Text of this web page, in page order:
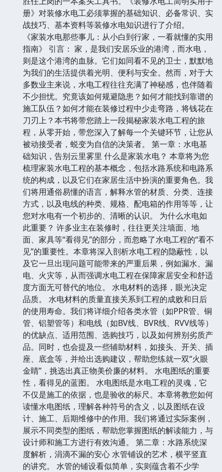
册》对装修水电工必须掌握的基础知识、必备常识、实
战技巧、基本资料等装修水电知识进行了介绍。
《家装水电那些事儿：从小白到行家，一看就懂的实用
指南》 引言： 家，是我们安居乐业的港湾，而水电，
则是这个港湾的血脉。它们如同看不见的卫士，默默地
为我们的生活提供着光明、便利与安全。然而，对于大
多数业主来说，水电工程往往充满了神秘感，也伴随着
不少担忧。究竟该如何规避隐患？如何才能找到靠谱的
施工队伍？如何才能在装修过程中少走弯路，将钱花在
刀刃上？本书将带您踏上一段揭秘家装水电工程的旅
程，从零开始，带您深入了解每一个关键环节，让您从
被动接受者，蜕变为自信的决策者。 第一章：水电基
础知识，告别云里雾里 什么是家装水电？ 本章将为您
梳理家装水电工程的基本概念，包括水路系统和电路系
统的构成，以及它们在家居生活中扮演的重要角色。我
们将用通俗易懂的语言，解释水管的材质、分类、连接
方式，以及电线的种类、规格、配电箱的作用等等，让
您对水电有一个初步的、清晰的认识。 为什么水电如
此重要？ 许多业主在装修时，往往更关注墙面、地
面、家具等“看得见”的部分，而忽略了水电工程的“看不
见”的重要性。本章将深入剖析水电工程的隐蔽性，以
及它一旦出现问题可能带来的严重后果，例如漏水、漏
电、火灾等，从而强调水电工程在保障家居安全和舒适
度方面无可替代的地位。 水电材料的选择，眼光决定
品质。 水电材料的质量直接关系到工程的成败和日后
的使用寿命。我们将详细介绍各类水管（如PPR管、铜
管、铝塑管等）和电线（如BV线、BVR线、RVV线等）
的优缺点、适用范围、选购技巧，以及如何辨别劣质产
品。同时，也会提及一些辅助材料，如接头、开关、插
座、底盒等，并给出选购建议，帮助您练就一双“火眼
金睛”，挑选出真正物美价廉的材料。 水电图纸的重要
性，看得见的蓝图。 水电图纸是水电工程的灵魂，它
不仅是施工的依据，也是验收的标尺。本章将教您如何
读懂水电图纸，理解各种符号的含义，以及图纸在设
计、施工、后期维修中的作用。我们将通过实际案例，
展示不同类型的图纸，帮助您掌握图纸的解读能力，与
设计师和施工方进行有效沟通。 第二章：水路系统深
度解析，涓滴不漏的安心 水管铺设的艺术，横平竖直
的讲究。 水管的铺设看似简单，实则蕴含着不少学